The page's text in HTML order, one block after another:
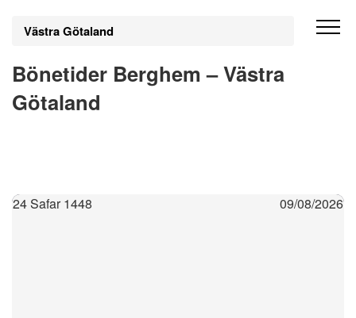
Västra Götaland
Bönetider Berghem – Västra
Götaland
24 Safar 1448 09/08/2026